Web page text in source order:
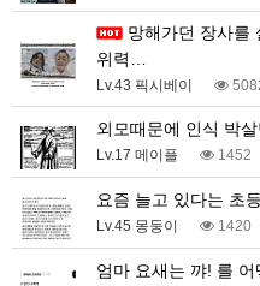
위력…
Lv.43 픽시베이
외모때문에 인식 박
Lv.17 메이플 1452
요즘 늘고 있다는 초
Lv.45 몽둥이 1420
엄마 요새는 꺄! 를